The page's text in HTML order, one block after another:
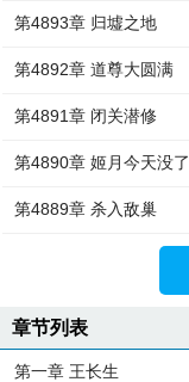
第4893章 归墟之地
第4892章 道尊大圆满
第4891章 闭关潜修
第4890章 姬月今天没了
第4889章 杀入敌巢
章节列表
第一章 王长生